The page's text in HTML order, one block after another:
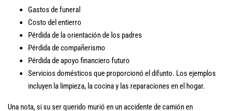
Gastos de funeral
Costo del entierro
Pérdida de la orientación de los padres
Pérdida de compañerismo
Pérdida de apoyo financiero futuro
Servicios domésticos que proporcionó el difunto. Los ejemplos
incluyen la limpieza, la cocina y las reparaciones en el hogar.
Una nota, si su ser querido murió en un accidente de camión en